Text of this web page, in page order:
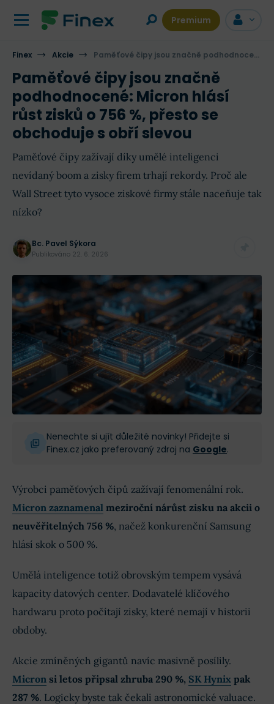
Premium
Finex Akcie Paměťové čipy jsou značně podhodnocené: Micron hlásí růst zisků o 756 %, přesto se obchoduje s obří slevou
Paměťové čipy jsou značně
podhodnocené: Micron hlásí
růst zisků o 756 %, přesto se
obchoduje s obří slevou
Paměťové čipy zažívají díky umělé inteligenci
nevídaný boom a zisky firem trhají rekordy. Proč ale
Wall Street tyto vysoce ziskové firmy stále naceňuje tak
nízko?
Bc. Pavel Sýkora
Publikováno 22. 6. 2026
Nenechte si ujít důležité novinky! Přidejte si
Finex.cz jako preferovaný zdroj na Google.
Výrobci paměťových čipů zažívají fenomenální rok.
Micron zaznamenal meziroční nárůst zisku na akcii o
neuvěřitelných 756 %, načež konkurenční Samsung
hlásí skok o 500 %.
Umělá inteligence totiž obrovským tempem vysává
kapacity datových center. Dodavatelé klíčového
hardwaru proto počítají zisky, které nemají v historii
obdoby.
Akcie zmíněných gigantů navíc masivně posílily.
Micron si letos připsal zhruba 290 %, SK Hynix pak
287 %. Logicky byste tak čekali astronomické valuace.